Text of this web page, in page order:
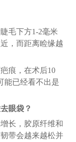
毛下方1-2毫米
，而距离睑缘越
痕，在术后10
能已经看不出是
眼袋？
长，胶原纤维和
带会越来越松并